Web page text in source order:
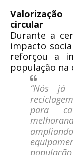
circular
Durante a
impacto
reforçou a
população na
“Nós já
para